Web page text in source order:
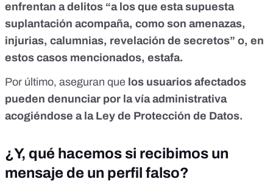
enfrentan a delitos “a los que esta supuesta
suplantación acompaña, como son amenazas,
injurias, calumnias, revelación de secretos” o, en
estos casos mencionados, estafa.
Por último, aseguran que los usuarios afectados
pueden denunciar por la vía administrativa
acogiéndose a la Ley de Protección de Datos.
¿Y, qué hacemos si recibimos un
mensaje de un perfil falso?